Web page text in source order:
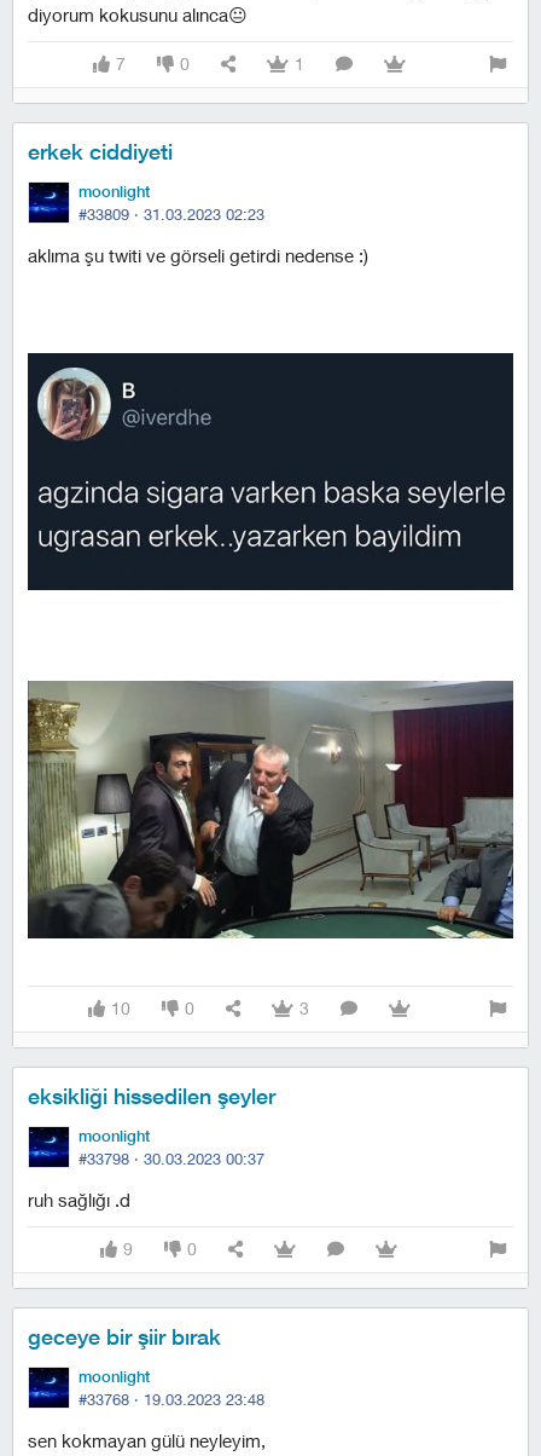
diyorum kokusunu alınca😐
7 0 1
erkek ciddiyeti
moonlight
#33809 · 31.03.2023 02:23
aklıma şu twiti ve görseli getirdi nedense :)
10 0 3
eksikliği hissedilen şeyler
moonlight
#33798 · 30.03.2023 00:37
ruh sağlığı .d
9 0
geceye bir şiir bırak
moonlight
#33768 · 19.03.2023 23:48
sen kokmayan gülü neyleyim,